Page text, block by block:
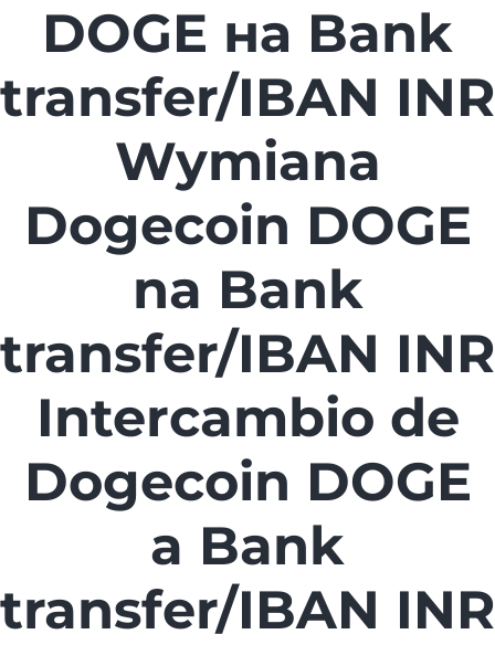
DOGE на Bank
transfer/IBAN INR
Wymiana
Dogecoin DOGE
na Bank
transfer/IBAN INR
Intercambio de
Dogecoin DOGE
a Bank
transfer/IBAN INR